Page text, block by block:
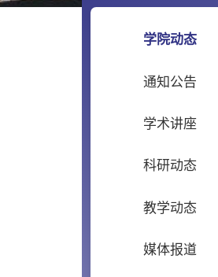
学院动态
通知公告
学术讲座
科研动态
教学动态
媒体报道